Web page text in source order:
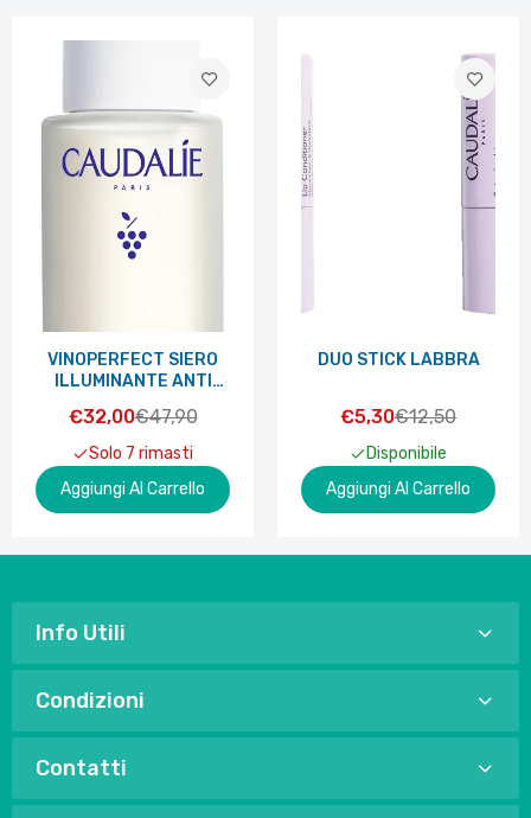
VINOPERFECT SIERO
ILLUMINANTE ANTI
€32,00€47,90
Solo 7 rimasti
Aggiungi Al Carrello
DUO STICK LABBRA
€5,30€12,50
Disponibile
Aggiungi Al Carrello
Info Utili
Condizioni
Contatti